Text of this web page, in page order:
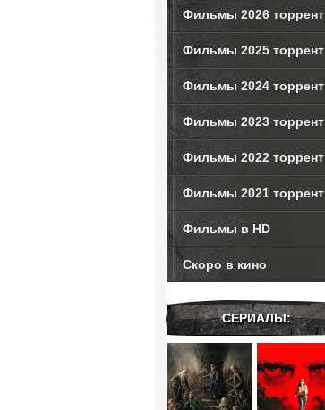
Фильмы 2026 торрент
Фильмы 2025 торрент
Фильмы 2024 торрент
Фильмы 2023 торрент
Фильмы 2022 торрент
Фильмы 2021 торрент
Фильмы в HD
Скоро в кино
СЕРИАЛЫ: